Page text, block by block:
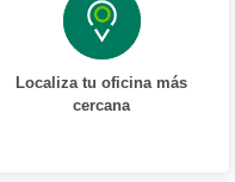
Localiza tu oficina más
cercana